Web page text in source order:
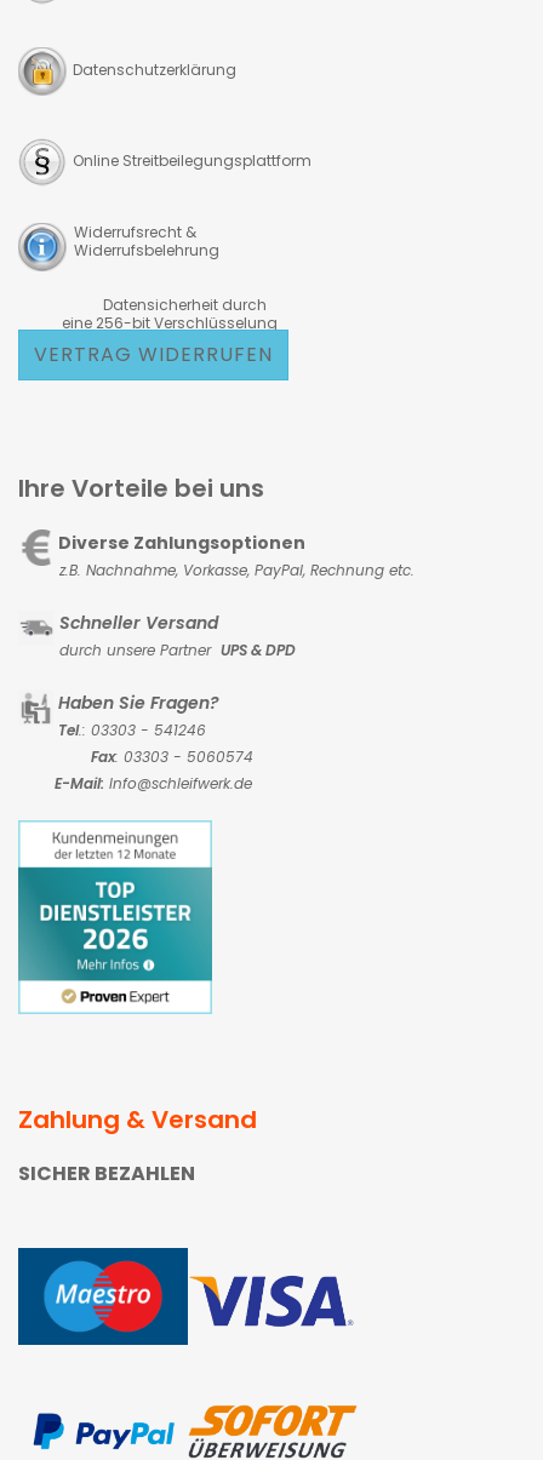
Datenschutzerklärung
Online Streitbeilegungsplattform
Widerrufsrecht &
Widerrufsbelehrung
Datensicherheit durch
eine 256-bit Verschlüsselung
VERTRAG WIDERRUFEN
Ihre Vorteile bei uns
Diverse Zahlungsoptionen
z.B. Nachnahme, Vorkasse, PayPal, Rechnung etc.
Schneller Versand
durch unsere Partner UPS & DPD
Haben Sie Fragen?
Tel.: 03303 - 541246
Fax: 03303 - 5060574
E-Mail: Info@schleifwerk.de
Zahlung & Versand
SICHER BEZAHLEN